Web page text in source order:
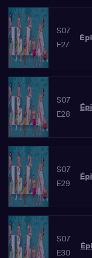
S07
E27
S07
E28
S07
E29
S07
E30